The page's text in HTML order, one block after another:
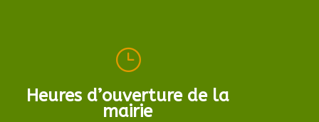
}
Heures d’ouverture de la
mairie